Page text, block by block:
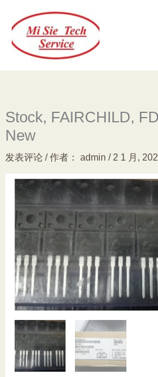
Stock, FAIRCHILD,
New
发表评论 / 作者： admin / 2 1 月,